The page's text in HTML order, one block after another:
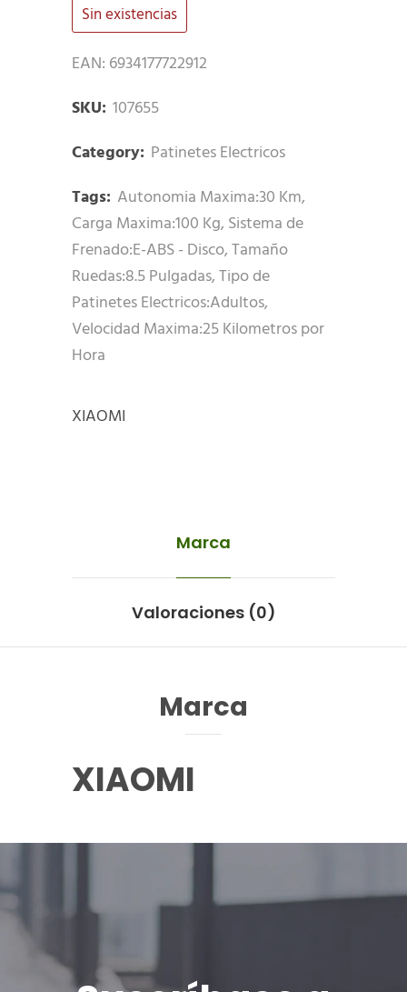
Sin existencias
EAN: 6934177722912
SKU: 107655
Category: Patinetes Electricos
Tags: Autonomia Maxima:30 Km,
Carga Maxima:100 Kg, Sistema de
Frenado:E-ABS - Disco,Tamaño
Ruedas:8.5 Pulgadas,Tipo de
Patinetes Electricos:Adultos,
Velocidad Maxima:25 Kilometros por
Hora
XIAOMI
Marca
Valoraciones (0)
Marca
XIAOMI